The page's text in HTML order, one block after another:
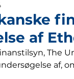
af
The
af,